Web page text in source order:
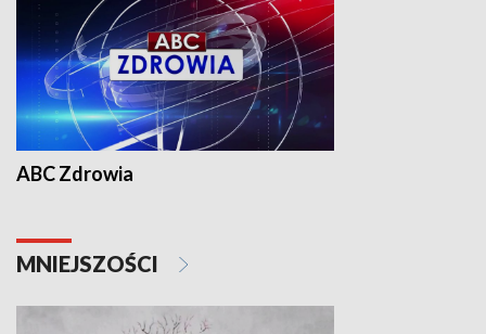
ABC Zdrowia
MNIEJSZOŚCI